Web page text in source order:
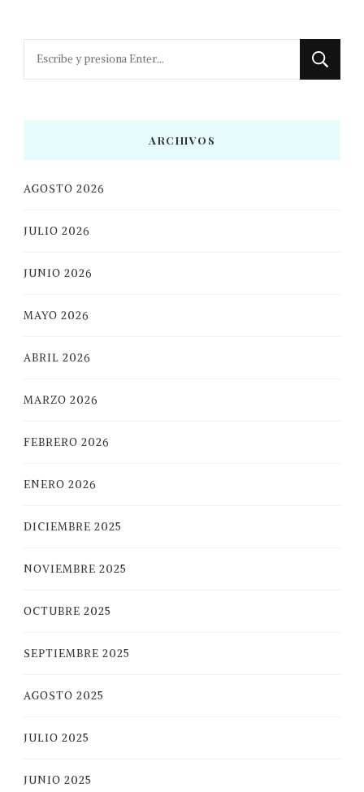
¿Buscas
ARCHIVOS
AGOSTO 2026
JULIO 2026
JUNIO 2026
MAYO 2026
ABRIL 2026
MARZO 2026
FEBRERO 2026
ENERO 2026
DICIEMBRE 2025
NOVIEMBRE 2025
OCTUBRE 2025
SEPTIEMBRE 2025
AGOSTO 2025
JULIO 2025
JUNIO 2025